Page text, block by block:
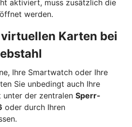
aktiviert, muss zusätzlich die
werden.
Karten bei
Ihre Smartwatch oder Ihre
Sie unbedingt auch Ihre
der zentralen Sperr-
oder durch Ihren